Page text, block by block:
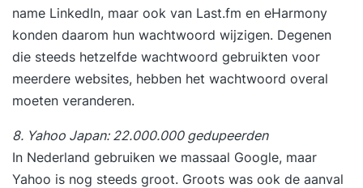
name LinkedIn, maar ook van Last.fm en eHarmony
konden daarom hun wachtwoord wijzigen. Degenen
die steeds hetzelfde wachtwoord gebruikten voor
meerdere websites, hebben het wachtwoord overal
moeten veranderen.
8. Yahoo Japan: 22.000.000 gedupeerden
In Nederland gebruiken we massaal Google, maar
Yahoo is nog steeds groot. Groots was ook de aanval